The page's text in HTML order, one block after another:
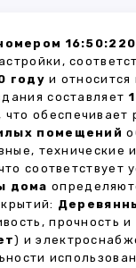
году и
составляет
что
помещений
соответствует
дома
прочность
) и